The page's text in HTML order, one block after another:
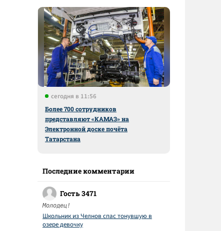
сегодня в 11:56
Более 700 сотрудников
представляют «КАМАЗ» на
Электронной доске почёта
Татарстана
Последние комментарии
Гость 3471
Молодец!
Школьник из Челнов спас тонувшую в
озере девочку